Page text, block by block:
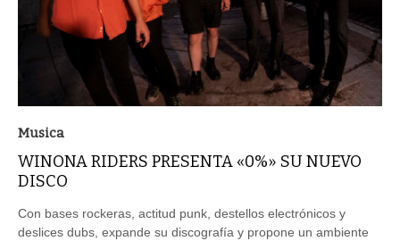
Musica
WINONA RIDERS PRESENTA «0%» SU NUEVO
DISCO
Con bases rockeras, actitud punk, destellos electrónicos y
deslices dubs, expande su discografía y propone un ambiente